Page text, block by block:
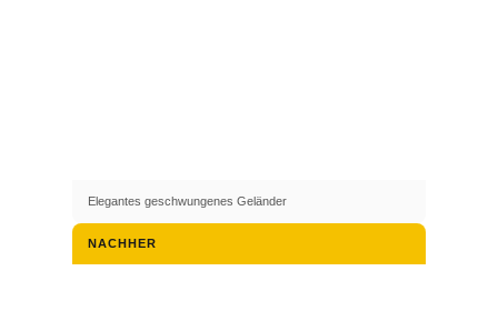
Elegantes geschwungenes Geländer
NACHHER